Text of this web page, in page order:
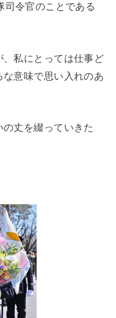
司令官のことである
私にとっては仕事ど
意味で思い入れのあ
丈を綴っていきた